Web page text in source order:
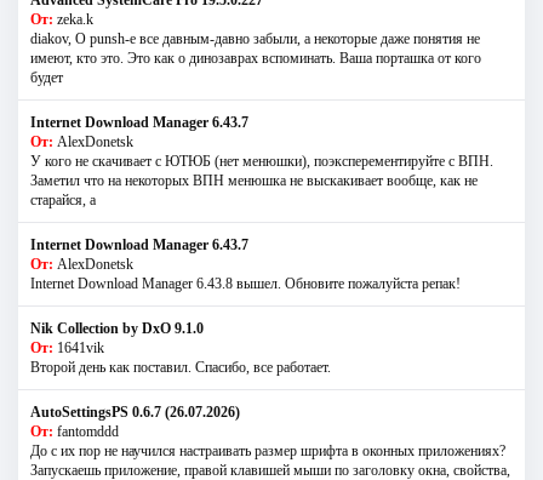
От: zeka.k
diakov, О punsh-е все давным-давно забыли, а некоторые даже понятия не
имеют, кто это. Это как о динозаврах вспоминать. Ваша порташка от кого
будет
Internet Download Manager 6.43.7
От: AlexDonetsk
У кого не скачивает с ЮТЮБ (нет менюшки), поэксперементируйте с ВПН.
Заметил что на некоторых ВПН менюшка не выскакивает вообще, как не
старайся, а
Internet Download Manager 6.43.7
От: AlexDonetsk
Internet Download Manager 6.43.8 вышел. Обновите пожалуйста репак!
Nik Collection by DxO 9.1.0
От: 1641vik
Второй день как поставил. Спасибо, все работает.
AutoSettingsPS 0.6.7 (26.07.2026)
От: fantomddd
До с их пор не научился настраивать размер шрифта в оконных приложениях?
Запускаешь приложение, правой клавишей мыши по заголовку окна, свойства,